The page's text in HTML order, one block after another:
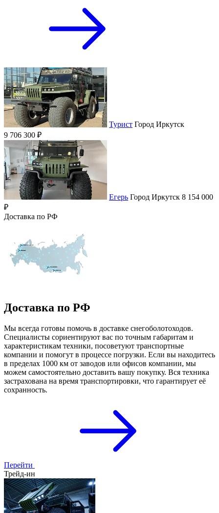
Турист ГородИркутск
9 706 300 ₽
Егерь ГородИркутск 8 154 000
₽
Доставка по РФ
Доставка по РФ
Мы всегда готовы помочь в доставке снегоболотоходов.
Специалисты сориентируют вас по точным габаритам и
характеристикам техники, посоветуют транспортные
компании и помогут в процессе погрузки. Если вы находитесь
в пределах 1000 км от заводов или офисов компании, мы
можем самостоятельно доставить вашу покупку. Вся техника
застрахована на время транспортировки, что гарантирует её
сохранность.
Перейти
Трейд-ин